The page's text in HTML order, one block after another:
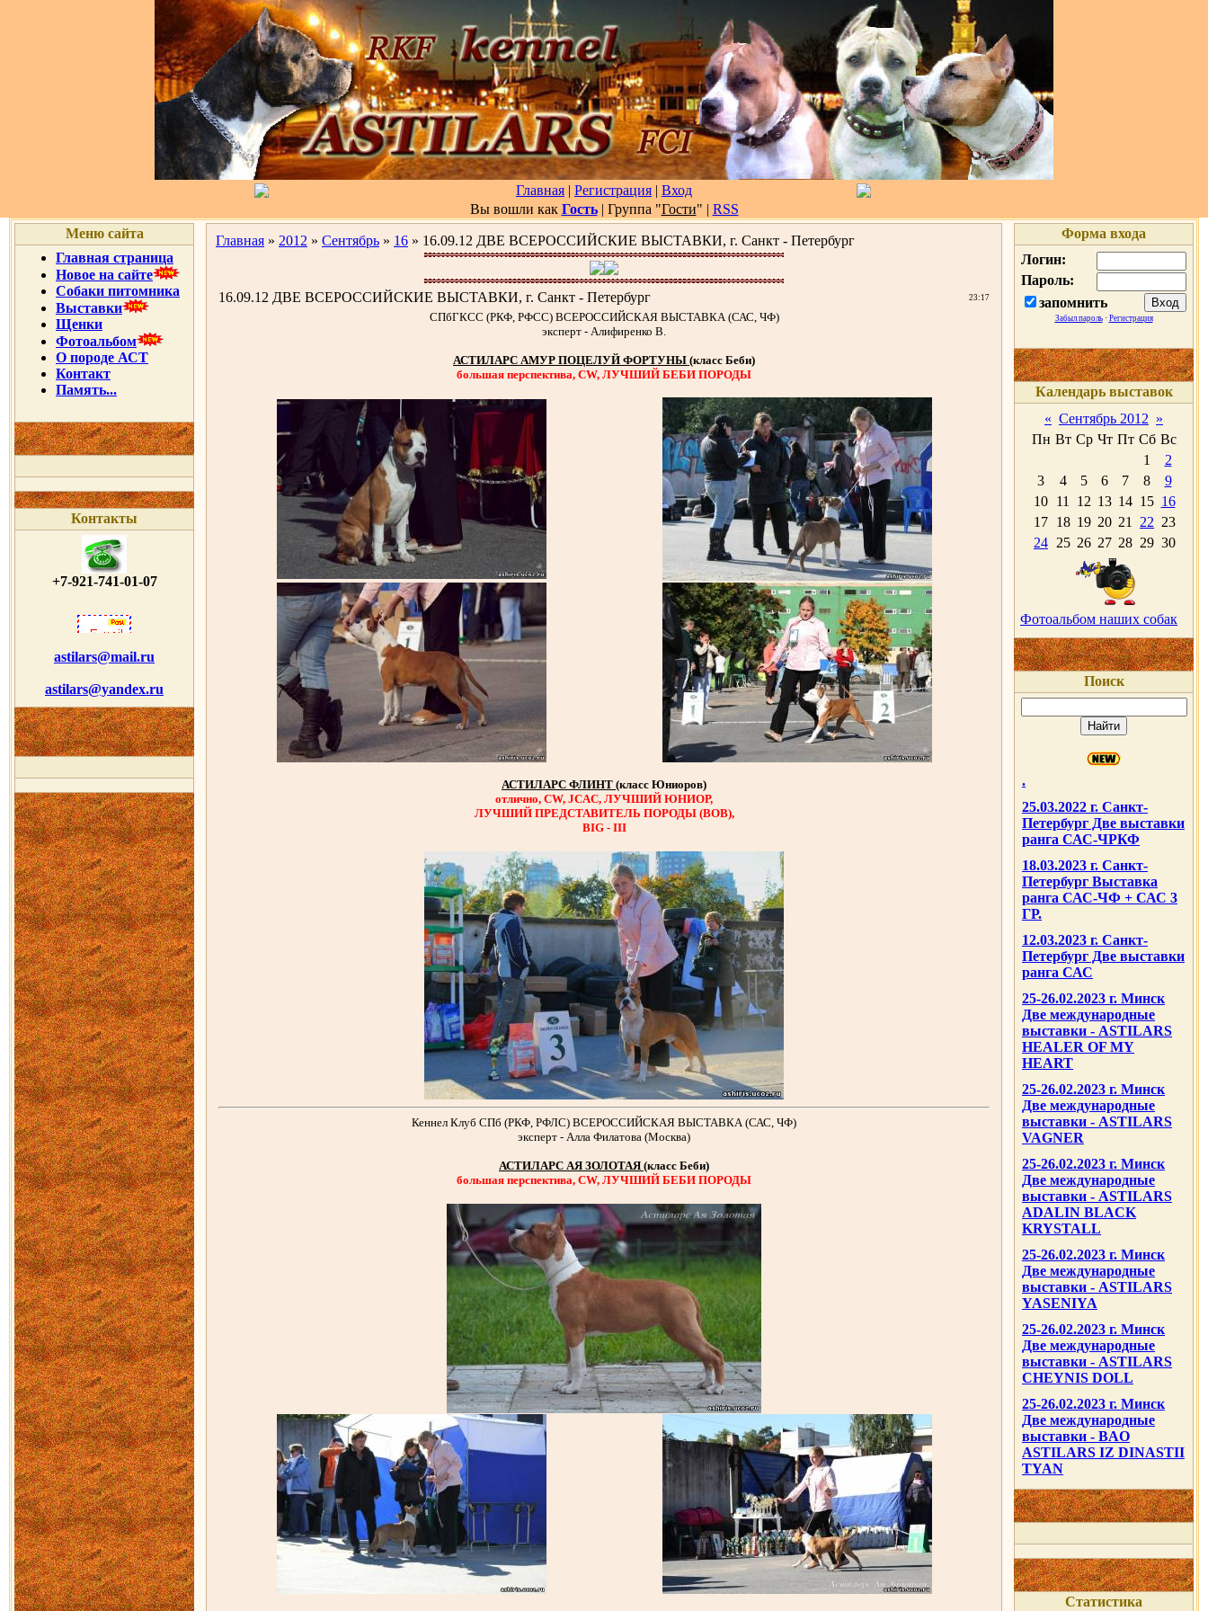
Главная | Регистрация | Вход
Вы вошли как Гость| Группа "Гости" | RSS
Меню сайта
Главная страница
Новое на сайте
Собаки питомника
Выставки
Щенки
Фотоальбом
О породе АСТ
Контакт
Память...
Контакты
+7-921-741-01-07
astilars@mail.ru
astilars@yandex.ru
Главная » 2012 » Сентябрь » 16 » 16.09.12 ДВЕ ВСЕРОССИЙСКИЕ ВЫСТАВКИ, г. Санкт - Петербург
16.09.12 ДВЕ ВСЕРОССИЙСКИЕ ВЫСТАВКИ, г. Санкт - Петербург 23:17
СПбГКСС (РКФ, РФСС) ВСЕРОССИЙСКАЯ ВЫСТАВКА (САС, ЧФ)
эксперт - Алифиренко В.
АСТИЛАРС АМУР ПОЦЕЛУЙ ФОРТУНЫ (класс Беби)
большая перспектива, CW, ЛУЧШИЙ БЕБИ ПОРОДЫ
АСТИЛАРС ФЛИНТ (класс Юниоров)
отлично, CW, JCAC, ЛУЧШИЙ ЮНИОР,
ЛУЧШИЙ ПРЕДСТАВИТЕЛЬ ПОРОДЫ (ВОВ),
BIG - III
Кеннел Клуб СПб (РКФ, РФЛС) ВСЕРОССИЙСКАЯ ВЫСТАВКА (САС, ЧФ)
эксперт - Алла Филатова (Москва)
АСТИЛАРС АЯ ЗОЛОТАЯ (класс Беби)
большая перспектива, CW, ЛУЧШИЙ БЕБИ ПОРОДЫ
Форма входа
Логин:
Пароль:
запомнить
Забыл пароль· Регистрация
Календарь выставок
« Сентябрь 2012 »
Пн Вт Ср Чт Пт Сб Вс
1
2
3
4 5 6 7 8
9
10 11 12 13 14 15 16
17 18 19 20 21 22 23
24 25 26 27 28 29 30
Фотоальбом наших собак
Поиск
.
25.03.2022 г. Санкт-
Петербург Две выставки
ранга САС-ЧРКФ
18.03.2023 г. Санкт-
Петербург Выставка
ранга САС-ЧФ + САС 3
ГР.
12.03.2023 г. Санкт-
Петербург Две выставки
ранга САС
25-26.02.2023 г. Минск
Две международные
выставки - ASTILARS
HEALER OF MY
HEART
25-26.02.2023 г. Минск
Две международные
выставки - ASTILARS
VAGNER
25-26.02.2023 г. Минск
Две международные
выставки - ASTILARS
ADALIN BLACK
KRYSTALL
25-26.02.2023 г. Минск
Две международные
выставки - ASTILARS
YASENIYA
25-26.02.2023 г. Минск
Две международные
выставки - ASTILARS
CHEYNIS DOLL
25-26.02.2023 г. Минск
Две международные
выставки - BAO
ASTILARS IZ DINASTII
TYAN
Статистика